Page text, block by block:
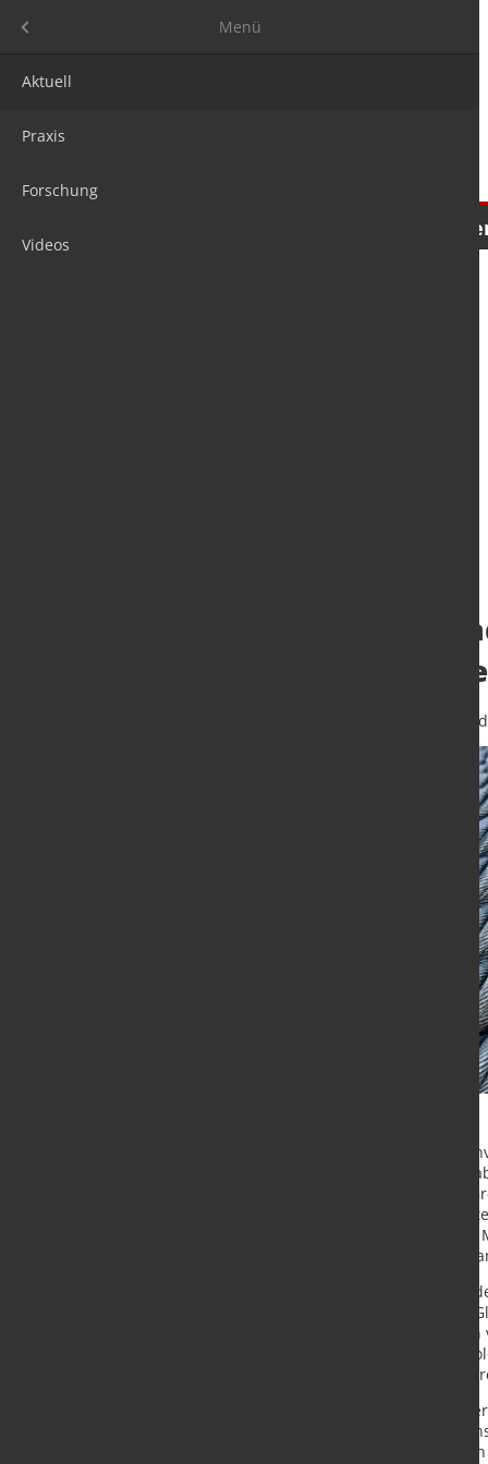
Green Steel
von Hubert
Recycling Europe, das European
Management Association (FEAD)
Einführung eines ambitionierten
Ökodesign für nachhaltige
ist eine wissenschaftlich
europäischen Stahlindustrie
Die Verbände unterstützen dabei
Kommission entwickelten
für die geplanten
in CO₂-arme und fossilfreie
Rohstoffimporten aus Drittstaaten
Nach Auffassung der
geeignetste Grundlage für die
einer Lebenszyklusbetrachtung
Menü
Aktuell
Praxis
Forschung
Videos